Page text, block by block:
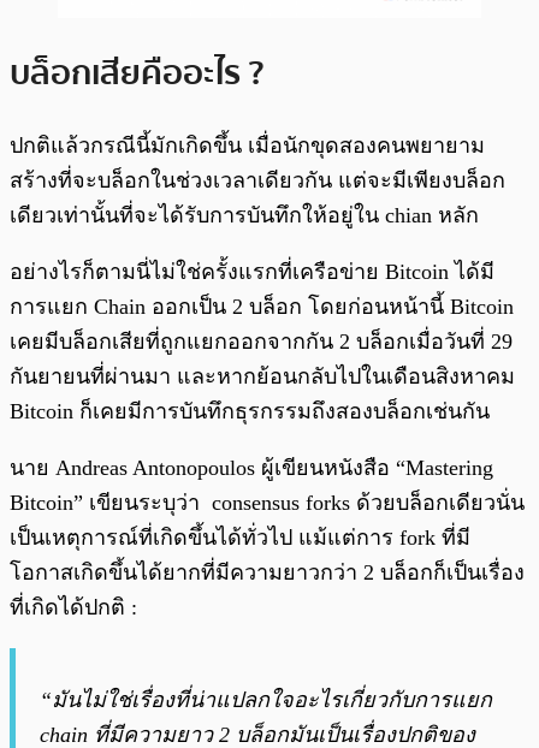
บล็อกเสียคืออะไร ?
ปกติแล้วกรณีนี้มักเกิดขึ้น เมื่อนักขุดสองคนพยายาม
สร้างที่จะบล็อกในช่วงเวลาเดียวกัน แต่จะมีเพียงบล็อก
เดียวเท่านั้นที่จะได้รับการบันทึกให้อยู่ใน chian หลัก
อย่างไรก็ตามนี่ไม่ใช่ครั้งแรกที่เครือข่าย Bitcoin ได้มี
การแยก Chain ออกเป็น 2 บล็อก โดยก่อนหน้านี้ Bitcoin
เคยมีบล็อกเสียที่ถูกแยกออกจากกัน 2 บล็อกเมื่อวันที่ 29
กันยายนที่ผ่านมา และหากย้อนกลับไปในเดือนสิงหาคม
Bitcoin ก็เคยมีการบันทึกธุรกรรมถึงสองบล็อกเช่นกัน
นาย Andreas Antonopoulos ผู้เขียนหนังสือ “Mastering
Bitcoin” เขียนระบุว่า consensus forks ด้วยบล็อกเดียวนั่น
เป็นเหตุการณ์ที่เกิดขึ้นได้ทั่วไป แม้แต่การ fork ที่มี
โอกาสเกิดขึ้นได้ยากที่มีความยาวกว่า 2 บล็อกก็เป็นเรื่อง
ที่เกิดได้ปกติ :
“มันไม่ใช่เรื่องที่น่าแปลกใจอะไรเกี่ยวกับการแยก
chain ที่มีความยาว 2 บล็อกมันเป็นเรื่องปกติของ